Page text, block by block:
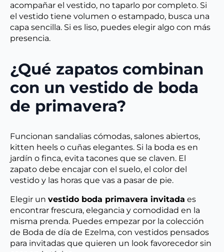
acompañar el vestido, no taparlo por completo. Si
el vestido tiene volumen o estampado, busca una
capa sencilla. Si es liso, puedes elegir algo con más
presencia.
¿Qué zapatos combinan
con un vestido de boda
de primavera?
Funcionan sandalias cómodas, salones abiertos,
kitten heels o cuñas elegantes. Si la boda es en
jardín o finca, evita tacones que se claven. El
zapato debe encajar con el suelo, el color del
vestido y las horas que vas a pasar de pie.
Elegir un vestido boda primavera invitada es
encontrar frescura, elegancia y comodidad en la
misma prenda. Puedes empezar por la colección
de Boda de día de Ezelma, con vestidos pensados
para invitadas que quieren un look favorecedor sin